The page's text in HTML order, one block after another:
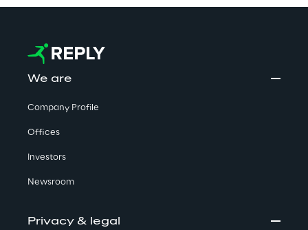
We are
Company Profile
Offices
Investors
Newsroom
Privacy & legal